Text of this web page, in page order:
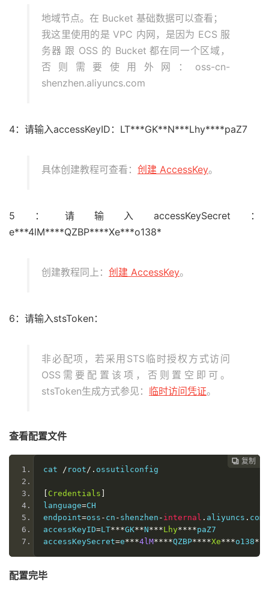
地域节点。在 Bucket 基础数据可以查看；
我这里使用的是 VPC 内网，是因为 ECS 服
务器 跟 OSS 的 Bucket 都在同一个区域，
否则需要使用外网：oss-cn-
shenzhen.aliyuncs.com
4：请输入accessKeyID：LT***GK**N***Lhy****paZ7
具体创建教程可查看： 创建 AccessKey。
5：请输入accessKeySecret：
e***4lM****QZBP****Xe***o138*
创建教程同上： 创建 AccessKey。
6：请输入stsToken：
非必配项，若采用STS临时授权方式访问
OSS需要配置该项，否则置空即可。
stsToken生成方式参见： 临时访问凭证。
查看配置文件
 复制
 复制
 复制
 复制
 复制
 复制
 复制
 复制
cat / root/. ossutilconfig
Credentials
language=CH
endpoint=oss - cn - shenzhen - internal . aliyuncs . com
accessKeyID=LT***GK**N***Lhy****paZ7
accessKeySecret=e***4lM****QZBP****Xe***o138*
配置完毕